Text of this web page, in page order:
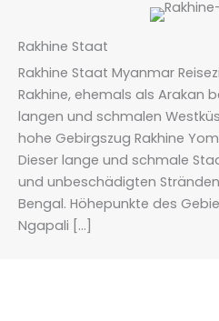
Rakhine Staat
Rakhine Staat Myanmar
Rakhine, ehemals als Arakan
langen und schmalen
hohe Gebirgszug Rakhine
Dieser lange und schmale
und unbeschädigten
Bengal. Höhepunkte des
Ngapali […]